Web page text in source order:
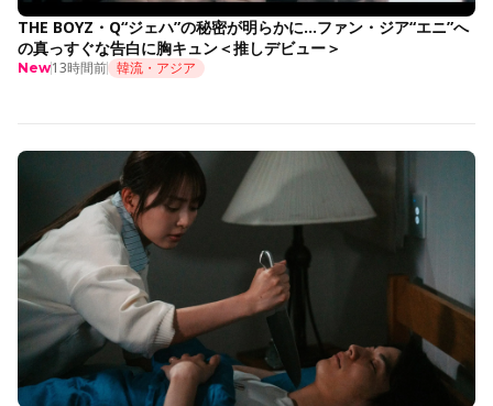
THE BOYZ・Q“ジェハ”の秘密が明らかに…ファン・ジア“エニ”へ
の真っすぐな告白に胸キュン＜推しデビュー＞
New13時間前 韓流・アジア